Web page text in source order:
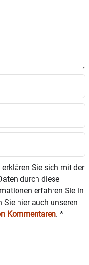
Abgesehen
beim SK
wird mit einer
Spieler für die
Zuschlag pro
Sie sich mit der
durch diese
erfahren Sie in
Sie hier auch unseren
Kommentaren. *